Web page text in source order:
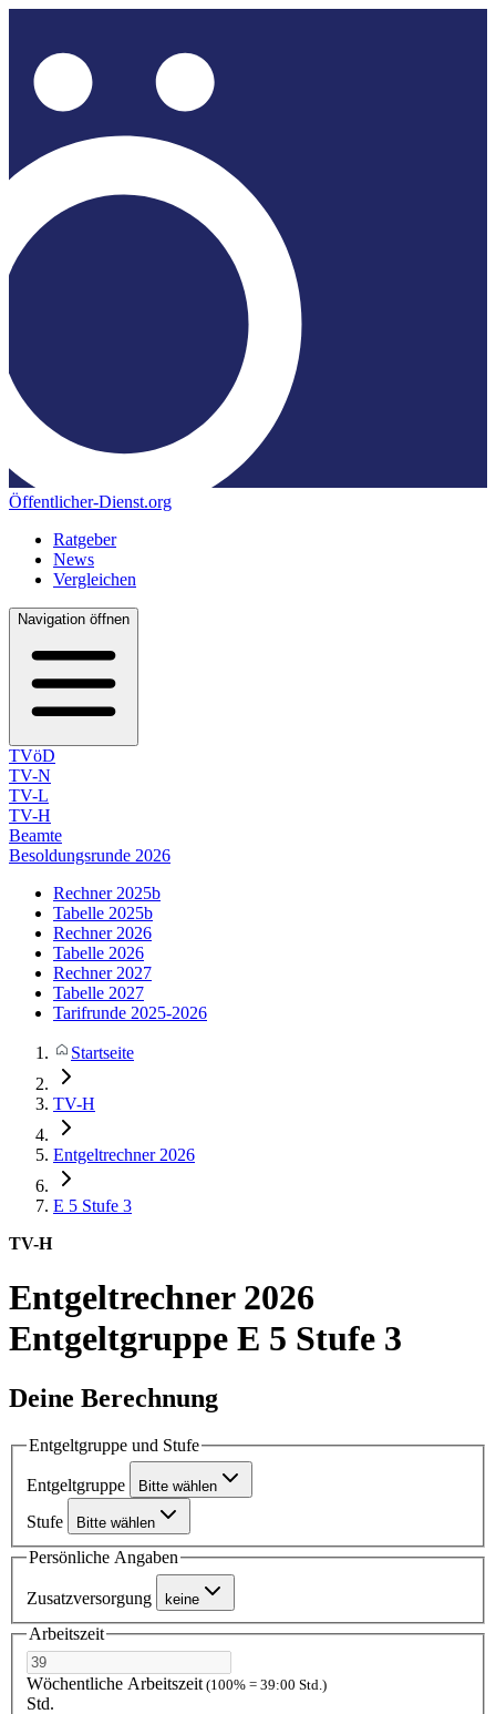
Öffentlicher-Dienst.org
Ratgeber
News
Vergleichen
Navigation öffnen
TVöD
TV-N
TV-L
TV-H
Beamte
Besoldungsrunde 2026
Rechner 2025b
Tabelle 2025b
Rechner 2026
Tabelle 2026
Rechner 2027
Tabelle 2027
Tarifrunde 2025-2026
Startseite
TV-H
Entgeltrechner 2026
E 5 Stufe 3
TV-H
Entgeltrechner 2026
Entgeltgruppe E 5 Stufe 3
Deine Berechnung
Entgeltgruppe und Stufe
Entgeltgruppe Bitte wählen
Stufe Bitte wählen
Persönliche Angaben
Zusatzversorgung keine
Arbeitszeit
Wöchentliche Arbeitszeit (100% = 39:00 Std.)
Std.